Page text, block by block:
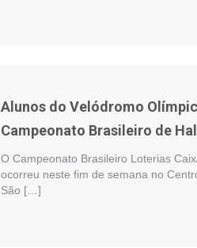
Alunos do Velódromo
Campeonato Brasileiro de
O Campeonato Brasileiro Loterias
ocorreu neste fim de semana no
São […]